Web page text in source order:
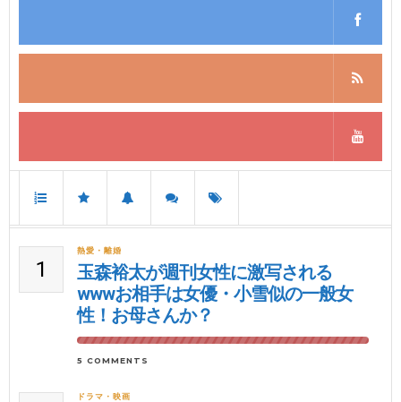
1
熱愛・離婚
玉森裕太が週刊女性に激写される
wwwお相手は女優・小雪似の一般女
性！お母さんか？
5 COMMENTS
ドラマ・映画